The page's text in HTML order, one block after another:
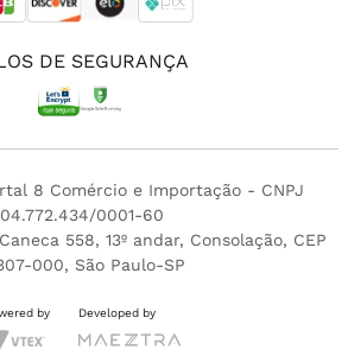
DE SEGURANÇA
8 Comércio e Importação - CNPJ
04.772.434/0001-60
558, 13º andar, Consolação, CEP
000, São Paulo-SP
by Developed by